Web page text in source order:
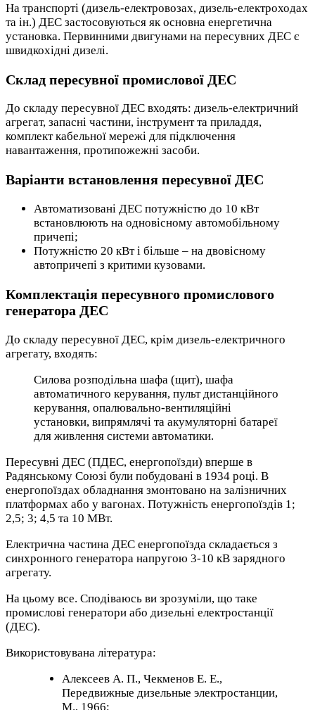
На транспорті (дизель-електровозах, дизель-електроходах
та ін.) ДЕС застосовуються як основна енергетична
установка. Первинними двигунами на пересувних ДЕС є
швидкохідні дизелі.
Склад пересувної промислової ДЕС
До складу пересувної ДЕС входять: дизель-електричний
агрегат, запасні частини, інструмент та приладдя,
комплект кабельної мережі для підключення
навантаження, протипожежні засоби.
Варіанти встановлення пересувної ДЕС
Автоматизовані ДЕС потужністю до 10 кВт
встановлюють на одновісному автомобільному
причепі;
Потужністю 20 кВт і більше – на двовісному
автопричепі з критими кузовами.
Комплектація пересувного промислового
генератора ДЕС
До складу пересувної ДЕС, крім дизель-електричного
агрегату, входять:
Силова розподільна шафа (щит), шафа
автоматичного керування, пульт дистанційного
керування, опалювально-вентиляційні
установки, випрямлячі та акумуляторні батареї
для живлення системи автоматики.
Пересувні ДЕС (ПДЕС, енергопоїзди) вперше в
Радянському Союзі були побудовані в 1934 році. В
енергопоїздах обладнання змонтовано на залізничних
платформах або у вагонах. Потужність енергопоїздів 1;
2,5; 3; 4,5 та 10 МВт.
Електрична частина ДЕС енергопоїзда складається з
синхронного генератора напругою 3-10 кВ зарядного
агрегату.
На цьому все. Сподіваюсь ви зрозуміли, що таке
промислові генератори або дизельні електростанції
(ДЕС).
Використовувана література:
Алексеев А. П., Чекменов Е. Е.,
Передвижные дизельные электростанции,
М., 1966;